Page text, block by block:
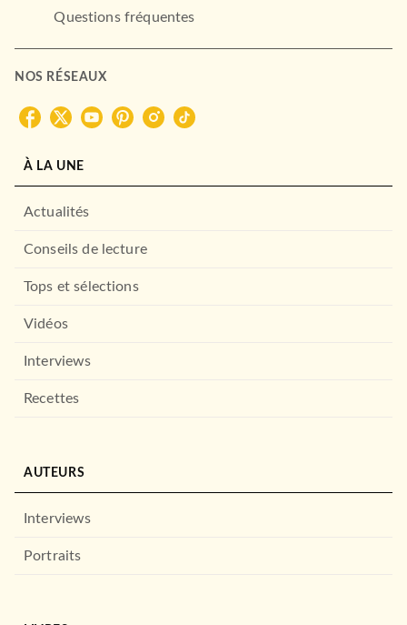
Nebulous Stars 01 - Nebulia
et la mystérieus…
HACHETTE JEUNESSE
Disney - Alerte rouge, CE1
HACHETTE ÉDUCATION
Questions fréquentes
NOS RÉSEAUX
À LA UNE
Actualités
Conseils de lecture
Tops et sélections
Vidéos
Interviews
Recettes
AUTEURS
Interviews
Portraits